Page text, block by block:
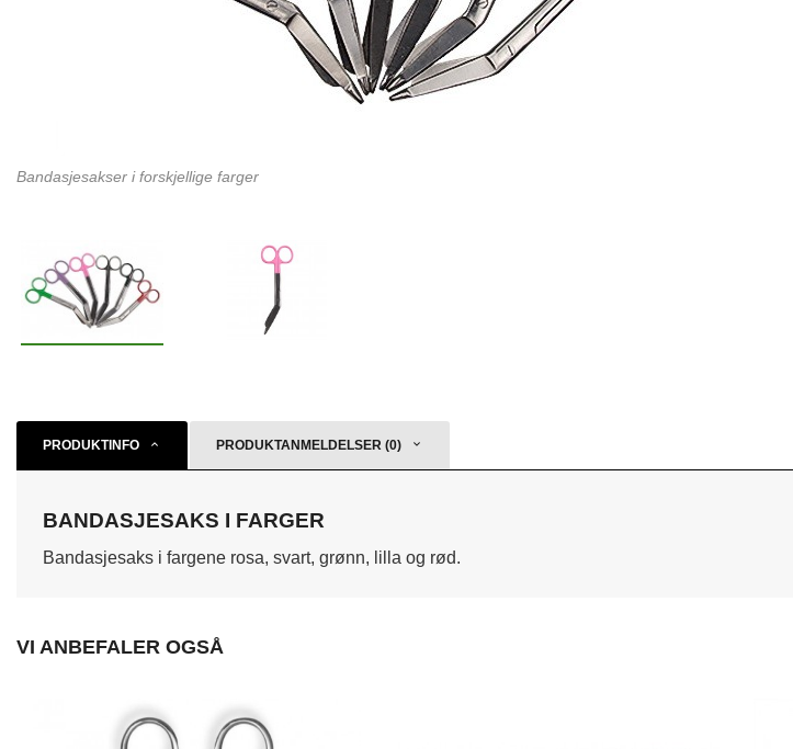
Bandasjesakser i forskjellige farger
PRODUKTINFO PRODUKTANMELDELSER (0)
BANDASJESAKS I FARGER
Bandasjesaks i fargene rosa, svart, grønn, lilla og rød.
VI ANBEFALER OGSÅ